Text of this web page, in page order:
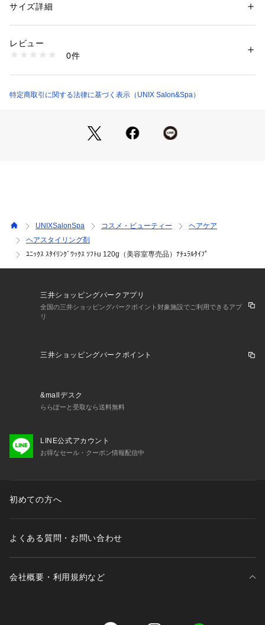
カール感や、艶のある質感、ハードな束感を出したりと髪を自
トに最適です
・こだわり成分配合 潤いを強化
・優しいフローラルローズの香り
性別：レディース
商品番号：
37 （ショップ）
サイズ詳細
レビュー
0件
特定商取引に関する法律に基づく表示（UNIX Salon&Spa）
UNIXSalonSpa コスメ・ビューティー
ヘアケア
ヘアスタイリング剤
ﾕﾆｯｸｽ ｽﾀｲﾘﾝｸﾞﾜｯｸｽ ｿﾌﾄu 120g（美容室専売品）ﾅﾁｭﾗﾙﾀｲﾌﾟ
三井ショッピングパークアプリ
全国の三井ショッピングパークポイント対象施設でご利用できるアプ
リ
三井ショッピングパークポイント
&mallデスク
ららぽーと受取なら送料無料
LINE公式アカウント
お得なセール・クーポン情報配信中
初めての方へ
よくある質問・お問い合わせ
会社概要・利用規約など